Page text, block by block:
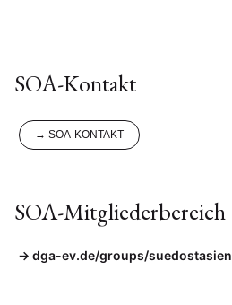
SOA-Kontakt
→ SOA-KONTAKT
SOA-Mitgliederbereich
dga-ev.de/groups/suedostasien